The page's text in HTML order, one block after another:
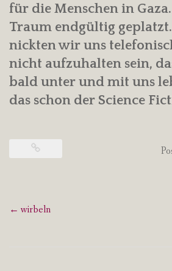
für die Menschen in
Traum endgültig
nickten wir uns
nicht aufzuhalten sein,
bald unter und mit uns
das schon der Science
Post
← wirbeln